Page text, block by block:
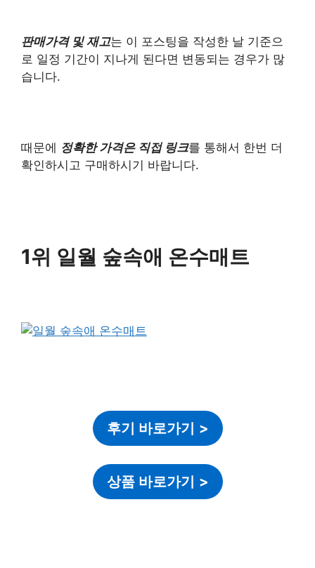
판매가격 및 재고는 이 포스팅을 작성한 날 기준으
로 일정 기간이 지나게 된다면 변동되는 경우가 많
습니다.
때문에 정확한 가격은 직접 링크를 통해서 한번 더
확인하시고 구매하시기 바랍니다.
1위 일월 숲속애 온수매트
후기 바로가기 >
상품 바로가기 >